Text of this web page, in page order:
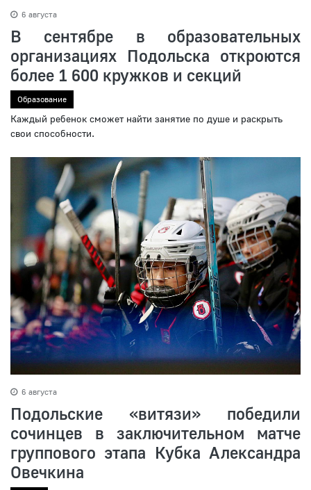
6 августа
В сентябре в образовательных
организациях Подольска откроются
более 1 600 кружков и секций
Образование
Каждый ребенок сможет найти занятие по душе и раскрыть
свои способности.
6 августа
Подольские «витязи» победили
сочинцев в заключительном матче
группового этапа Кубка Александра
Овечкина